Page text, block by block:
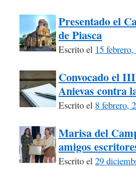
Presentado el
de Piasca
Escrito el 15
Convocado el
Anievas contra
Escrito el 8 febrero,
Marisa del
amigos
Escrito el 29